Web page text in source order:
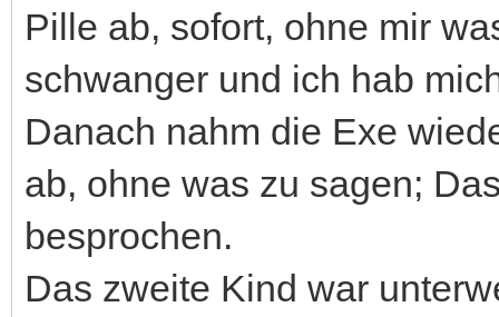
Pille ab, sofort, ohne mir
schwanger und ich hab
Danach nahm die Exe
ab, ohne was zu sagen;
besprochen.
Das zweite Kind war